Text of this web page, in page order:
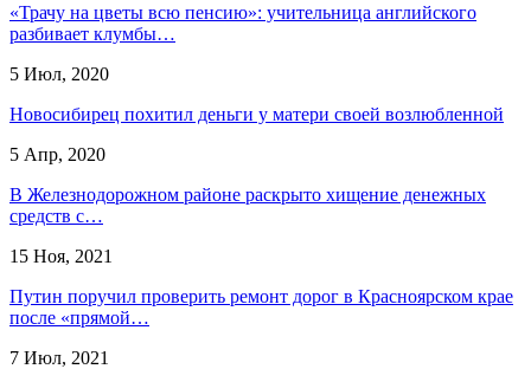
«Трачу на цветы всю пенсию»: учительница английского
разбивает клумбы…
5 Июл, 2020
Новосибирец похитил деньги у матери своей возлюбленной
5 Апр, 2020
В Железнодорожном районе раскрыто хищение денежных
средств с…
15 Ноя, 2021
Путин поручил проверить ремонт дорог в Красноярском крае
после «прямой…
7 Июл, 2021